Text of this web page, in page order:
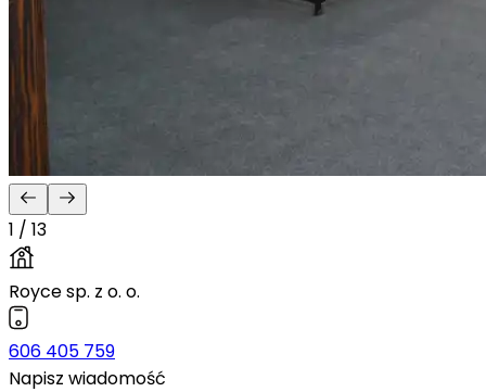
1 / 13
Royce sp. z o. o.
606 405 759
Napisz wiadomość